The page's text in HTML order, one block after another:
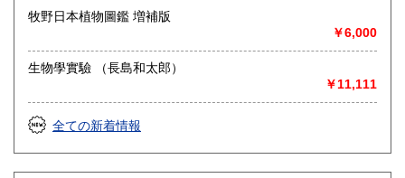
○出張買取は通常、東海圏のみ
※お売り頂ける本の量や質が見込める場合は関東〜近畿エリ
ア要相談
例
【大学の研究室の整理】
【遺品整理で古い紙モノや道具など価値の有無が分からない
ものがある】
【神社仏閣、蔵の整理、中国古典籍など査定にかなりの専門
知識を要する】
牧野日本植物圖鑑 増補版
￥6,000
生物學實驗 （長島和太郎）
￥11,111
全ての新着情報